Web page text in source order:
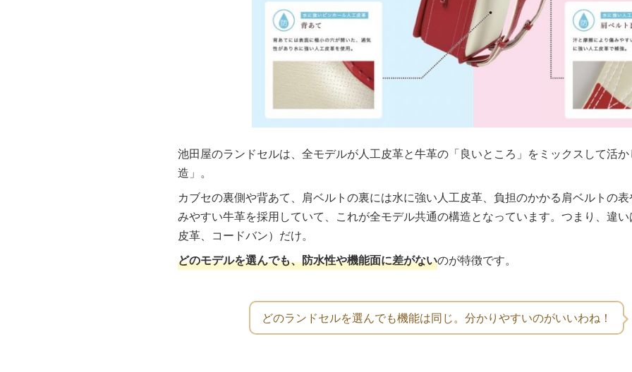
池田屋のランドセルは、全モデルが人工皮革と牛革の「良いところ」をミックスして活
造」。
カブセの裏側や背あて、肩ベルトの裏には水に強い人工皮革、負担のかかる肩ベルトの
みやすい牛革を採用していて、これが全モデル共通の構造となっています。つまり、違
皮革、コードバン）だけ。
どのモデルを選んでも、防水性や機能面に差がないのが特徴です。
どのランドセルを選んでも機能は同じ。分かりやすいのがいいわね！